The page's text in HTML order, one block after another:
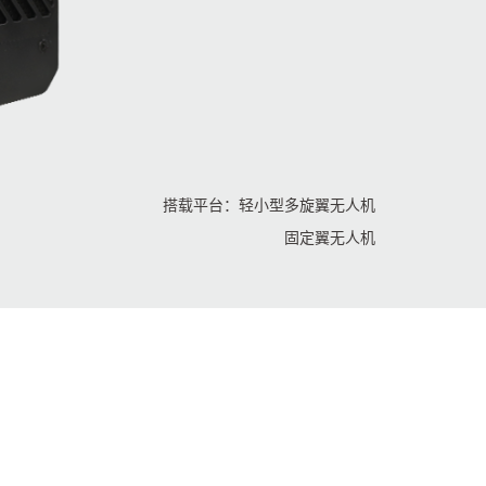
搭载平台：轻小型多旋翼无人机
固定翼无人机